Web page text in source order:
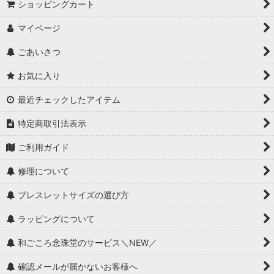
ショッピングカート
マイページ
ごあいさつ
お気に入り
最近チェックしたアイテム
特定商取引法表示
ご利用ガイド
修理について
ブレスレットサイズの選び方
ラッピングについて
和ごころ念珠堂のサービス＼NEW／
確認メールが届かないお客様へ